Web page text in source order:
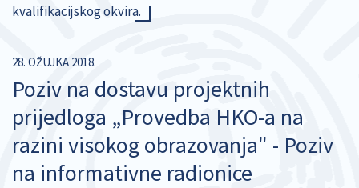
kvalifikacijskog okvira.
28. OŽUJKA 2018.
Poziv na dostavu projektnih
prijedloga „Provedba HKO-a na
razini visokog obrazovanja" - Poziv
na informativne radionice